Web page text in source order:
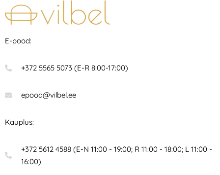
E-pood:
+372 5565 5073 (E-R 8:00-17:00)
epood@vilbel.ee
Kauplus:
+372 5612 4588 (E-N 11:00 - 19:00; R 11:00 - 18:00; L 11:00 -
16:00)